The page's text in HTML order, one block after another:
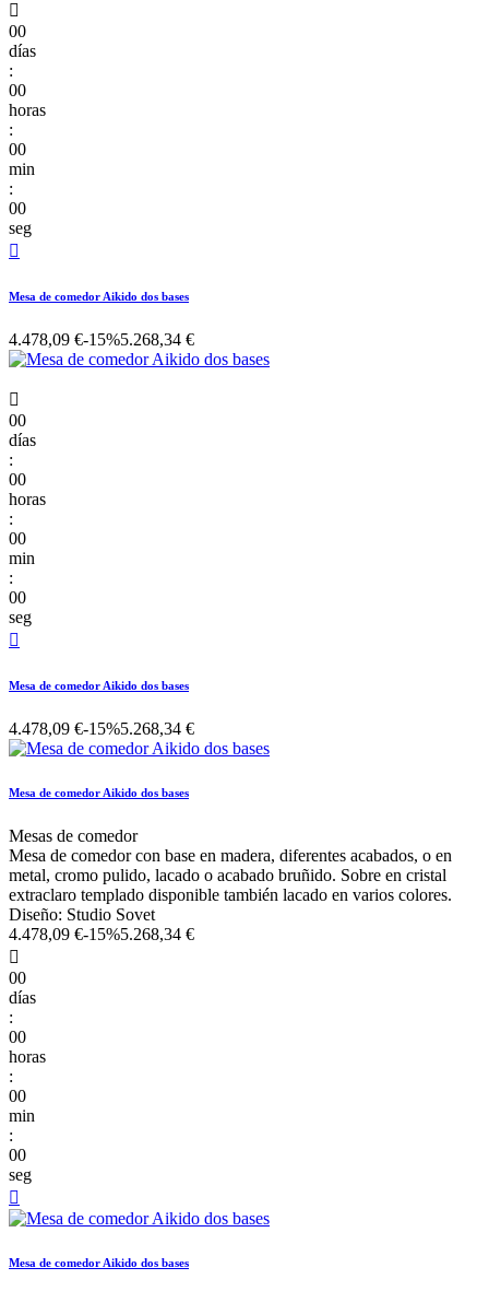

00
días
:
00
horas
:
00
min
:
00
seg

Mesa de comedor Aikido dos bases
4.478,09 €-15%5.268,34 €

00
días
:
00
horas
:
00
min
:
00
seg

Mesa de comedor Aikido dos bases
4.478,09 €-15%5.268,34 €
Mesa de comedor Aikido dos bases
Mesas de comedor
Mesa de comedor con base en madera, diferentes acabados, o en
metal, cromo pulido, lacado o acabado bruñido. Sobre en cristal
extraclaro templado disponible también lacado en varios colores.
Diseño: Studio Sovet
4.478,09 €-15%5.268,34 €

00
días
:
00
horas
:
00
min
:
00
seg

Mesa de comedor Aikido dos bases